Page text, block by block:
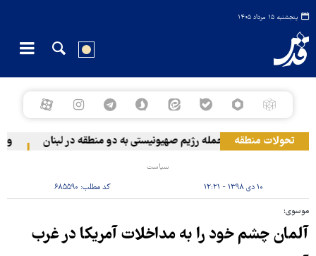
پنجشنبه ۱۵ مرداد ۱۴۰۵
تحولات منطقه حمله رژیم صهیونیستی به دو منطقه در لبنان
سیاست
۱۰ دی ۱۳۹۸ - ۱۲:۲۱ کد مطلب: ۶۸۵۵۹۰
موسوی:
آلمان چشم خود را به مداخلات آمریکا در غرب